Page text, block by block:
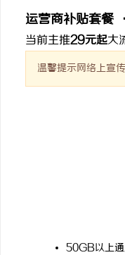
运营商补贴套餐
当前主推29元起大
温馨提示网络上宣
50GB以上
防坠落垂